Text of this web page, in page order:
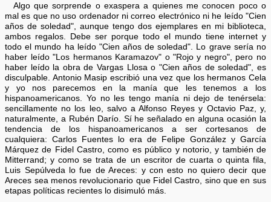
Algo que sorprende o exaspera a quienes me conocen poco o
mal es que no uso ordenador ni correo electrónico ni he leído "Cien
años de soledad", aunque tengo dos ejemplares en mi biblioteca,
ambos regalos. Debe ser porque todo el mundo tiene internet y
todo el mundo ha leído "Cien años de soledad". Lo grave sería no
haber leído "Los hermanos Karamazov" o "Rojo y negro", pero no
haber leído la obra de Vargas Llosa o "Cien años de soledad", es
disculpable. Antonio Masip escribió una vez que los hermanos Cela
y yo nos parecemos en la manía que les tenemos a los
hispanoamericanos. Yo no les tengo manía ni dejo de tenérsela:
sencillamente no los leo, salvo a Alfonso Reyes y Octavio Paz, y,
naturalmente, a Rubén Darío. Sí he señalado en alguna ocasión la
tendencia de los hispanoamericanos a ser cortesanos de
cualquiera: Carlos Fuentes lo era de Felipe González y García
Márquez de Fidel Castro, como es público y notorio, y también de
Mitterrand; y como se trata de un escritor de cuarta o quinta fila,
Luis Sepúlveda lo fue de Areces: y con esto no quiero decir que
Areces sea menos revolucionario que Fidel Castro, sino que en sus
etapas políticas recientes lo disimuló más.